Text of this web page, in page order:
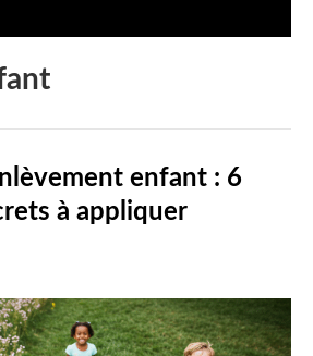
enfant : 6
à appliquer